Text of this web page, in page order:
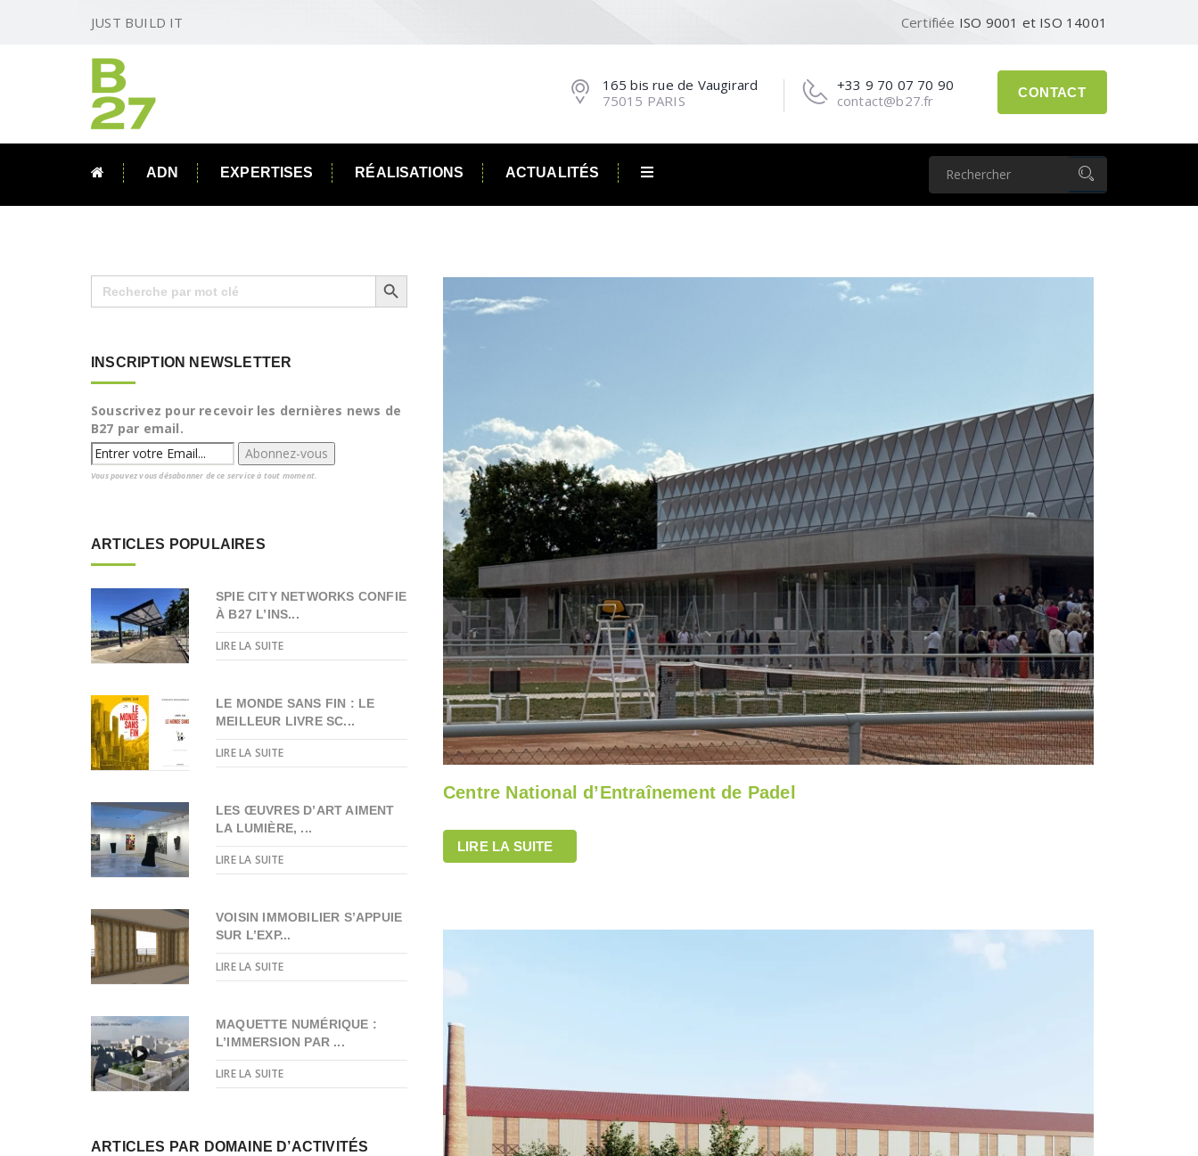
JUST BUILD IT Certifiée ISO 9001 et ISO 14001
CONTACT
+33 9 70 07 70 90
contact@b27.fr
165 bis rue de Vaugirard
75015 PARIS
ADN EXPERTISES RÉALISATIONS ACTUALITÉS
Centre National d’Entraînement de Padel
LIRE LA SUITE
Search
for:
Search Button
INSCRIPTION NEWSLETTER
Souscrivez pour recevoir les dernières news de
B27 par email.
Vous pouvez vous désabonner de ce service à tout moment.
ARTICLES POPULAIRES
SPIE CITY NETWORKS CONFIE
À B27 L’INS...
LIRE LA SUITE
LE MONDE SANS FIN : LE
MEILLEUR LIVRE SC...
LIRE LA SUITE
LES ŒUVRES D’ART AIMENT
LA LUMIÈRE, ...
LIRE LA SUITE
VOISIN IMMOBILIER S’APPUIE
SUR L’EXP...
LIRE LA SUITE
MAQUETTE NUMÉRIQUE :
L’IMMERSION PAR ...
LIRE LA SUITE
ARTICLES PAR DOMAINE D’ACTIVITÉS